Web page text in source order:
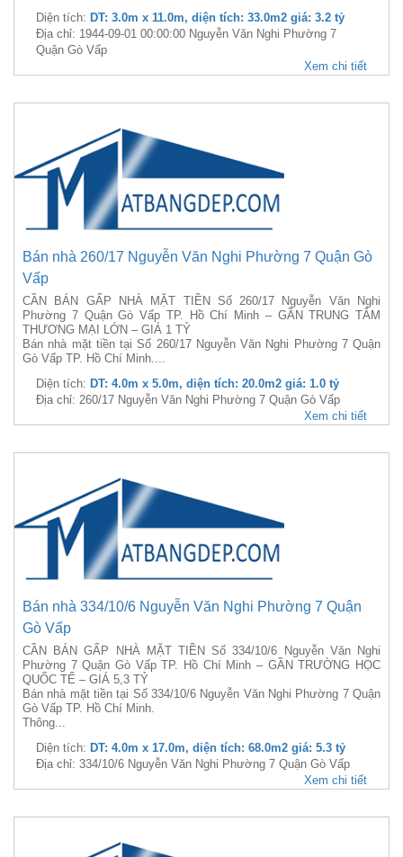
Diện tích: DT: 3.0m x 11.0m, diện tích: 33.0m2 giá: 3.2 tỷ
Địa chỉ: 1944-09-01 00:00:00 Nguyễn Văn Nghi Phường 7
Quận Gò Vấp
Xem chi tiết
Bán nhà 260/17 Nguyễn Văn Nghi Phường 7 Quận Gò
Vấp
CẦN BÁN GẤP NHÀ MẶT TIỀN Số 260/17 Nguyễn Văn Nghi
Phường 7 Quận Gò Vấp TP. Hồ Chí Minh – GẦN TRUNG TÂM
THƯƠNG MẠI LỚN – GIÁ 1 TỶ
Bán nhà mặt tiền tại Số 260/17 Nguyễn Văn Nghi Phường 7 Quận
Gò Vấp TP. Hồ Chí Minh....
Diện tích: DT: 4.0m x 5.0m, diện tích: 20.0m2 giá: 1.0 tỷ
Địa chỉ: 260/17 Nguyễn Văn Nghi Phường 7 Quận Gò Vấp
Xem chi tiết
Bán nhà 334/10/6 Nguyễn Văn Nghi Phường 7 Quận
Gò Vấp
CẦN BÁN GẤP NHÀ MẶT TIỀN Số 334/10/6 Nguyễn Văn Nghi
Phường 7 Quận Gò Vấp TP. Hồ Chí Minh – GẦN TRƯỜNG HỌC
QUỐC TẾ – GIÁ 5,3 TỶ
Bán nhà mặt tiền tại Số 334/10/6 Nguyễn Văn Nghi Phường 7 Quận
Gò Vấp TP. Hồ Chí Minh.
Thông...
Diện tích: DT: 4.0m x 17.0m, diện tích: 68.0m2 giá: 5.3 tỷ
Địa chỉ: 334/10/6 Nguyễn Văn Nghi Phường 7 Quận Gò Vấp
Xem chi tiết